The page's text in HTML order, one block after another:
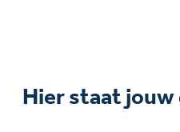
Hier staat